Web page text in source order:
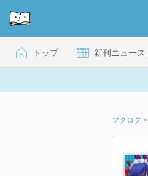
トップ 新刊ニュース
ブクログ >